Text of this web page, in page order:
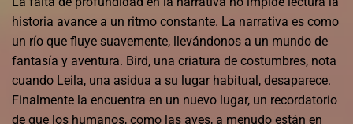
historia avance a un ritmo constante. La narrativa es como
un río que fluye suavemente, llevándonos a un mundo de
fantasía y aventura. Bird, una criatura de costumbres, nota
cuando Leila, una asidua a su lugar habitual, desaparece.
Finalmente la encuentra en un nuevo lugar, un recordatorio
de que los humanos, como las aves, a menudo están en